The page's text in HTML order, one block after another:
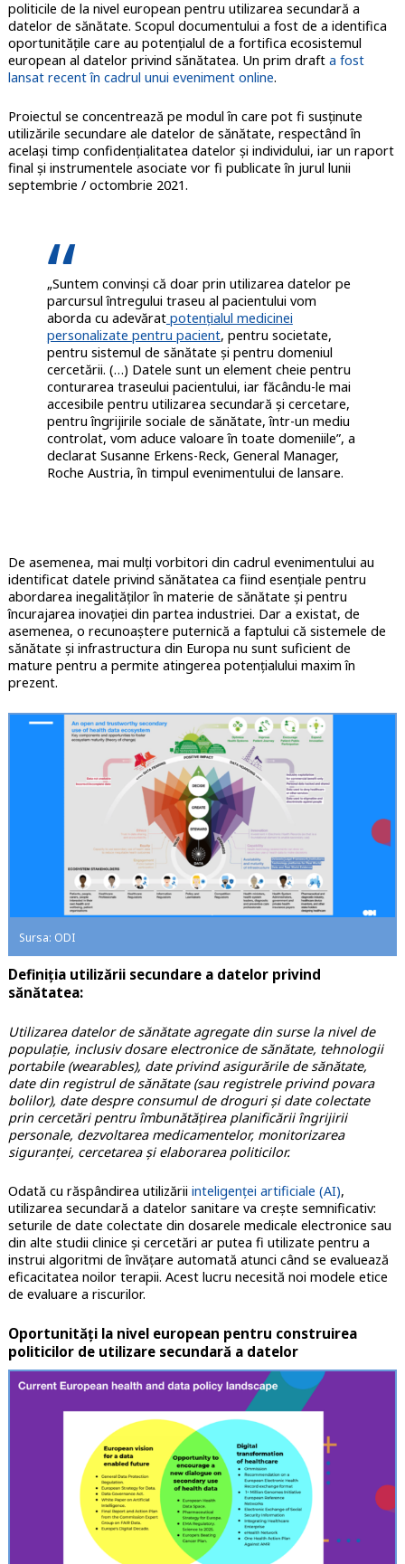
politicile de la nivel european pentru utilizarea secundară a
datelor de sănătate. Scopul documentului a fost de a identifica
oportunitățile care au potențialul de a fortifica ecosistemul
european al datelor privind sănătatea. Un prim draft a fost
lansat recent în cadrul unui eveniment online.
Proiectul se concentrează pe modul în care pot fi susținute
utilizările secundare ale datelor de sănătate, respectând în
același timp confidențialitatea datelor și individului, iar un raport
final și instrumentele asociate vor fi publicate în jurul lunii
septembrie / octombrie 2021.
„Suntem convinși că doar prin utilizarea datelor pe
parcursul întregului traseu al pacientului vom
aborda cu adevăratpotențialul medicinei
personalizate pentru pacient, pentru societate,
pentru sistemul de sănătate și pentru domeniul
cercetării. (…) Datele sunt un element cheie pentru
conturarea traseului pacientului, iar făcându-le mai
accesibile pentru utilizarea secundară și cercetare,
pentru îngrijirile sociale de sănătate, într-un mediu
controlat, vom aduce valoare în toate domeniile”, a
declarat Susanne Erkens-Reck, General Manager,
Roche Austria, în timpul evenimentului de lansare.
De asemenea, mai mulți vorbitori din cadrul evenimentului au
identificat datele privind sănătatea ca fiind esențiale pentru
abordarea inegalităților în materie de sănătate și pentru
încurajarea inovației din partea industriei. Dar a existat, de
asemenea, o recunoaștere puternică a faptului că sistemele de
sănătate și infrastructura din Europa nu sunt suficient de
mature pentru a permite atingerea potențialului maxim în
prezent.
Sursa: ODI
Definiția utilizării secundare a datelor privind
sănătatea:
Utilizarea datelor de sănătate agregate din surse la nivel de
populație, inclusiv dosare electronice de sănătate, tehnologii
portabile (wearables), date privind asigurările de sănătate,
date din registrul de sănătate (sau registrele privind povara
bolilor), date despre consumul de droguri și date colectate
prin cercetări pentru îmbunătățirea planificării îngrijirii
personale, dezvoltarea medicamentelor, monitorizarea
siguranței, cercetarea și elaborarea politicilor.
Odată cu răspândirea utilizării inteligenței artificiale (AI),
utilizarea secundară a datelor sanitare va crește semnificativ:
seturile de date colectate din dosarele medicale electronice sau
din alte studii clinice și cercetări ar putea fi utilizate pentru a
instrui algoritmi de învățare automată atunci când se evaluează
eficacitatea noilor terapii. Acest lucru necesită noi modele etice
de evaluare a riscurilor.
Oportunități la nivel european pentru construirea
politicilor de utilizare secundară a datelor